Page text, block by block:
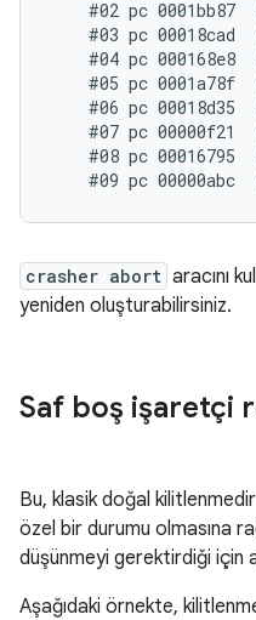
#02 pc 0001bb87
#03 pc 00018cad
#04 pc 000168e8
#05 pc 0001a78f
#06 pc 00018d35
#07 pc 00000f21
#08 pc 00016795
crasher abort aracını
yeniden oluşturabilirsiniz.
Saf boş işaretçi
Bu, klasik doğal
özel bir durumu olmasına
düşünmeyi gerektirdiği için
Aşağıdaki örnekte,